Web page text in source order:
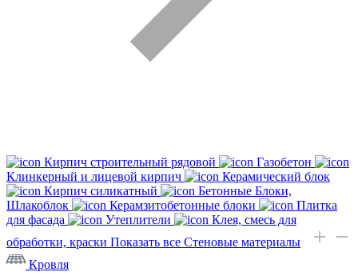
Кирпич строительный рядовой
Газобетон
Клинкерный и лицевой кирпич
Керамический блок
Кирпич силикатный
Бетонные Блоки,
Шлакоблок
Керамзитобетонные блоки
Плитка
для фасада
Утеплители
Клея, смесь для
обработки, краски Показать все Стеновые материалы
Кровля